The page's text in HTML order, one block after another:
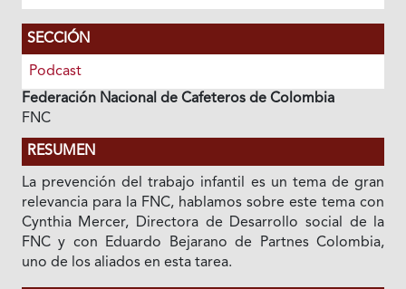
SECCIÓN
Podcast
Federación Nacional de Cafeteros de Colombia
FNC
RESUMEN
La prevención del trabajo infantil es un tema de gran
relevancia para la FNC, hablamos sobre este tema con
Cynthia Mercer, Directora de Desarrollo social de la
FNC y con Eduardo Bejarano de Partnes Colombia,
uno de los aliados en esta tarea.